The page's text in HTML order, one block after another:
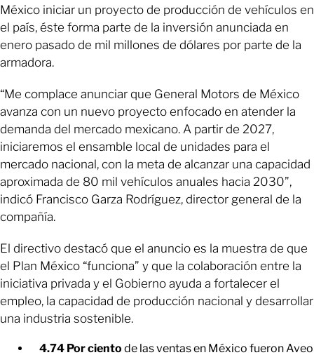
México iniciar un proyecto de producción de vehículos en
el país, éste forma parte de la inversión anunciada en
enero pasado de mil millones de dólares por parte de la
armadora.
“Me complace anunciar que General Motors de México
avanza con un nuevo proyecto enfocado en atender la
demanda del mercado mexicano. A partir de 2027,
iniciaremos el ensamble local de unidades para el
mercado nacional, con la meta de alcanzar una capacidad
aproximada de 80 mil vehículos anuales hacia 2030”,
indicó Francisco Garza Rodríguez, director general de la
compañía.
El directivo destacó que el anuncio es la muestra de que
el Plan México “funciona” y que la colaboración entre la
iniciativa privada y el Gobierno ayuda a fortalecer el
empleo, la capacidad de producción nacional y desarrollar
una industria sostenible.
4.74 Por ciento de las ventas en México fueron Aveo